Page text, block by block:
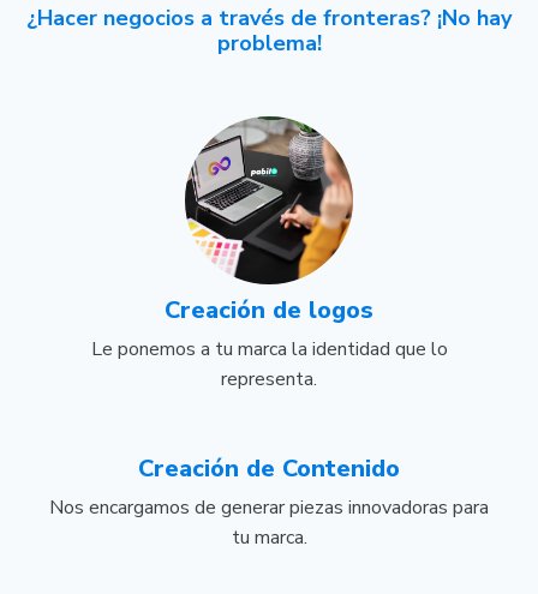
¿Hacer negocios a través de fronteras? ¡No hay
problema!
Creación de logos
Le ponemos a tu marca la identidad que lo
representa.
Creación de Contenido
Nos encargamos de generar piezas innovadoras para
tu marca.